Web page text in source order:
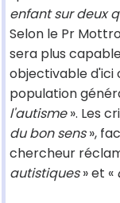
enfant sur deux
Selon le Pr
sera plus
objectivable d'ici
population
l'autisme». Les
du bon sens»,
chercheur
autistiques» et «